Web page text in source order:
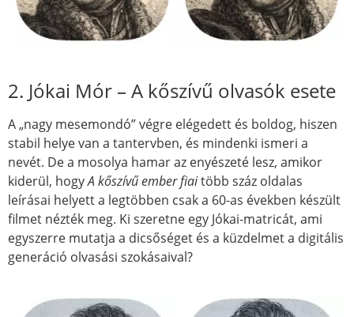
2. Jókai Mór – A kőszívű olvasók esete
A „nagy mesemondó” végre elégedett és boldog, hiszen
stabil helye van a tantervben, és mindenki ismeri a
nevét. De a mosolya hamar az enyészeté lesz, amikor
kiderül, hogyA kőszívű ember fiaitöbb száz oldalas
leírásai helyett a legtöbben csak a 60-as években készült
filmet nézték meg. Ki szeretne egy Jókai-matricát, ami
egyszerre mutatja a dicsőséget és a küzdelmet a digitális
generáció olvasási szokásaival?